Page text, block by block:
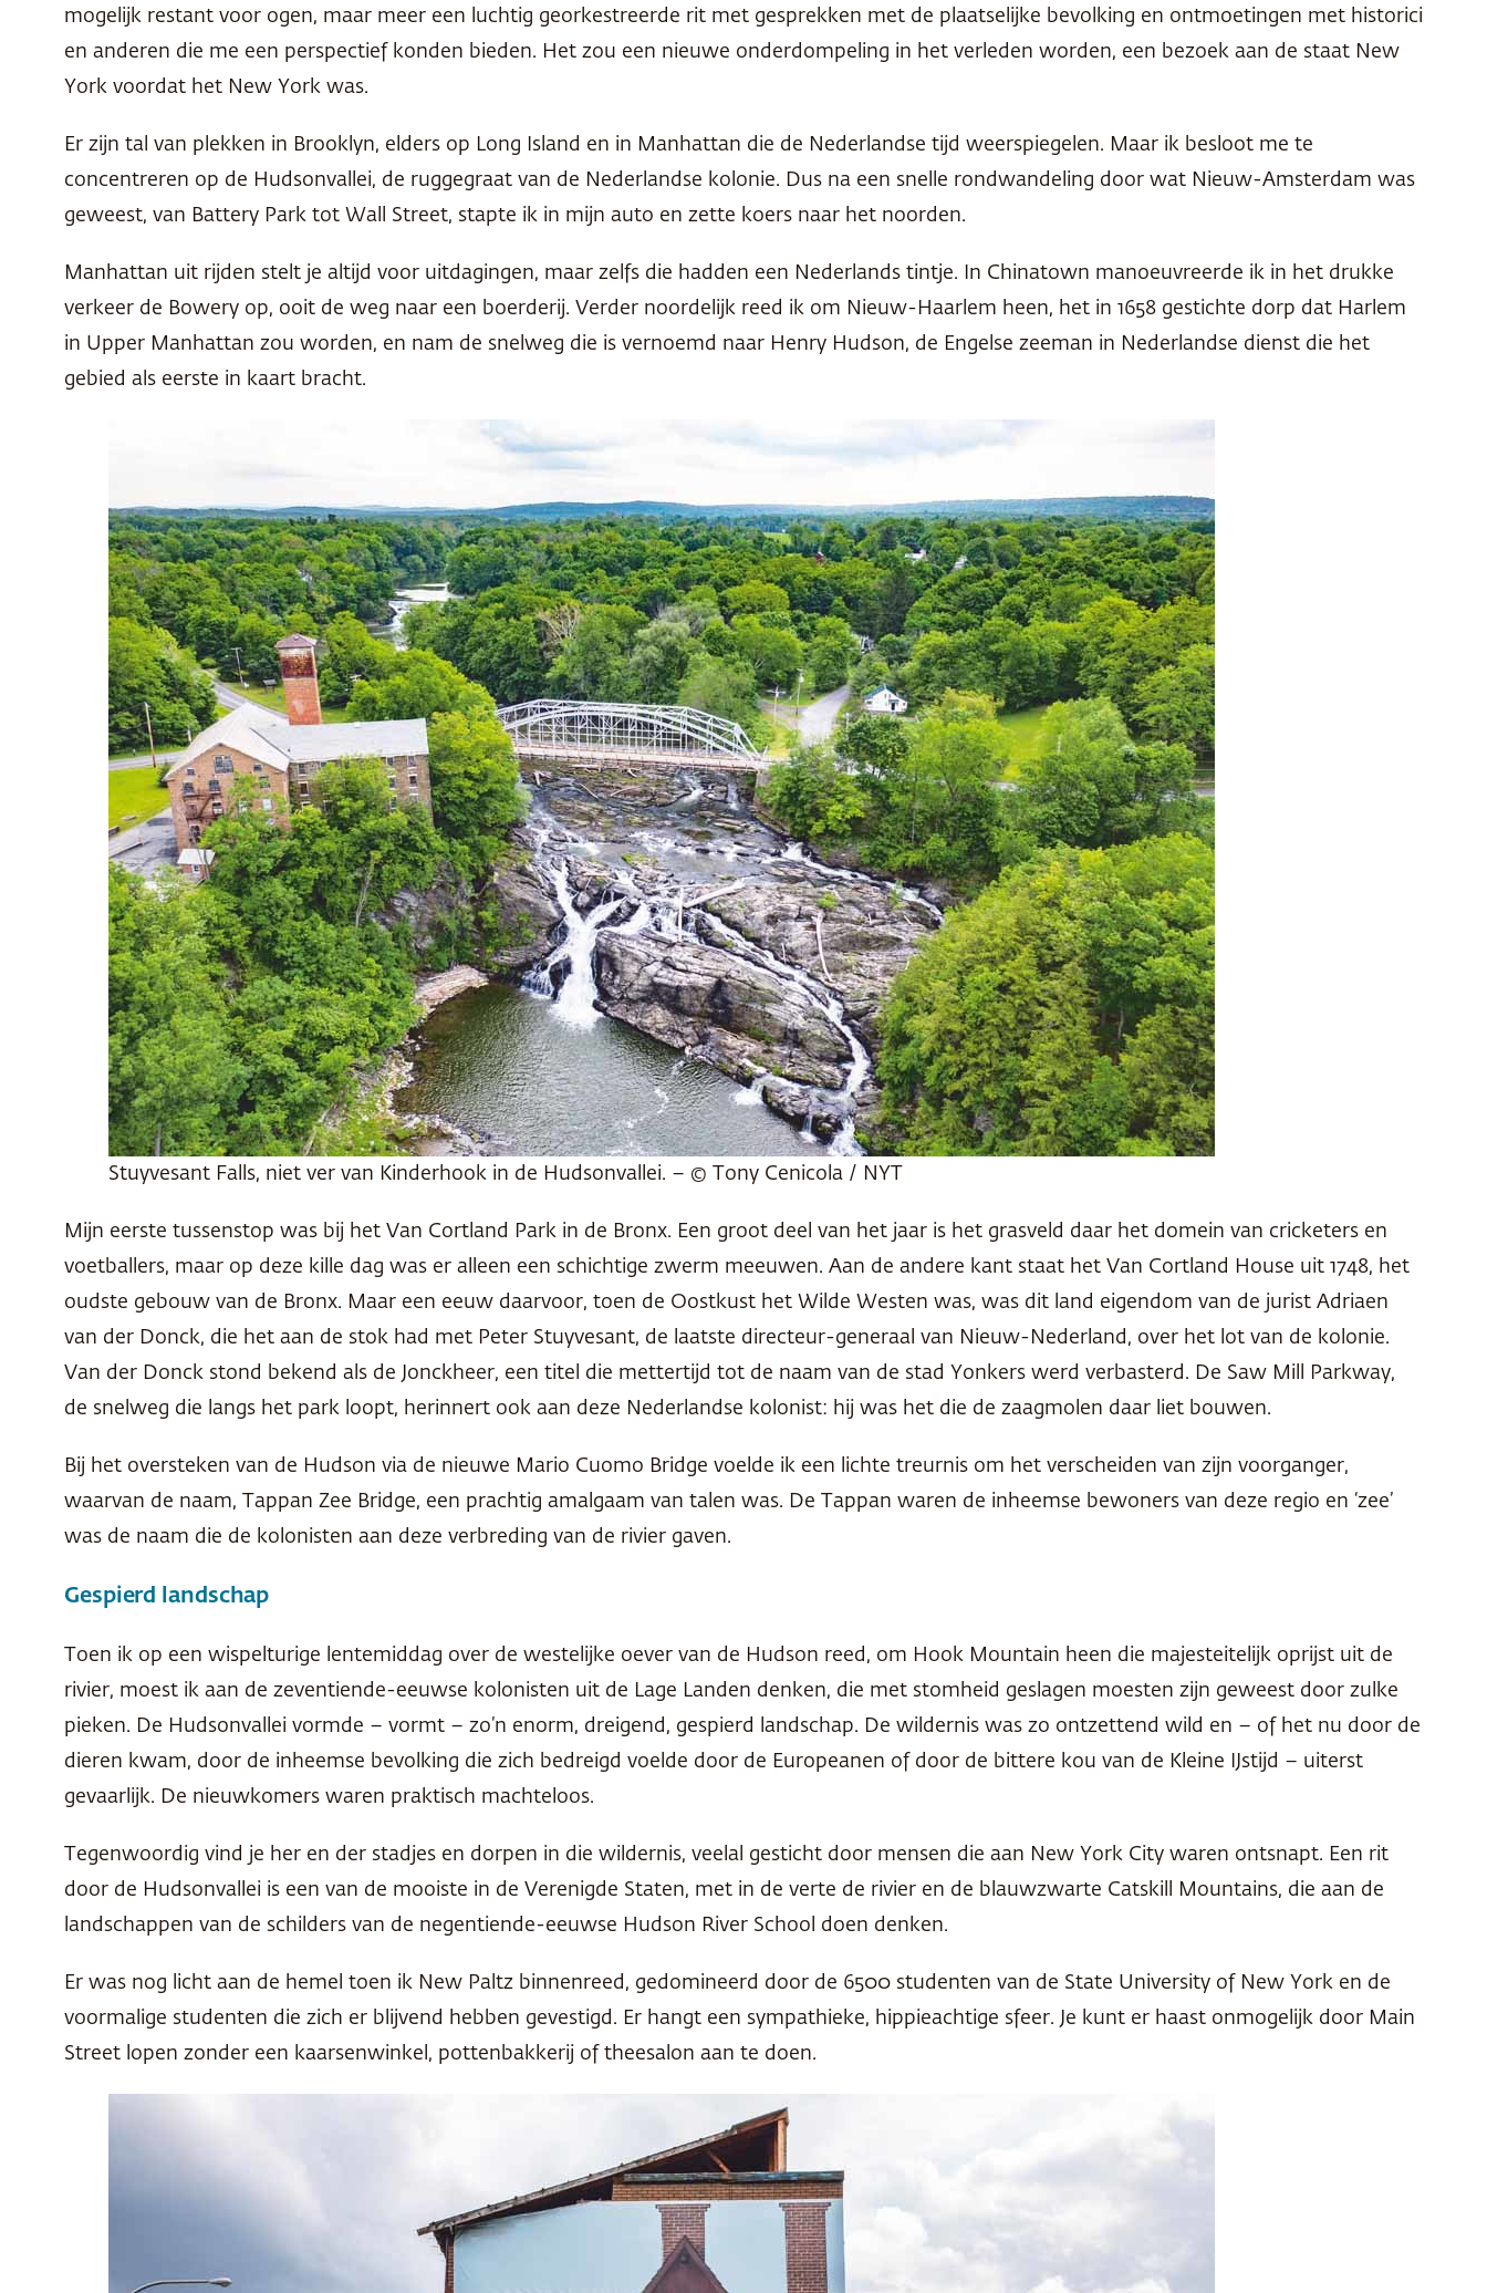
mogelijk restant voor ogen, maar meer een luchtig georkestreerde rit met gesprekken met de plaatselijke bevolking en ontmoetingen met historici
en anderen die me een perspectief konden bieden. Het zou een nieuwe onderdompeling in het verleden worden, een bezoek aan de staat New
York voordat het New York was.
Er zijn tal van plekken in Brooklyn, elders op Long Island en in Manhattan die de Nederlandse tijd weerspiegelen. Maar ik besloot me te
concentreren op de Hudsonvallei, de ruggegraat van de Nederlandse kolonie. Dus na een snelle rondwandeling door wat Nieuw-Amsterdam was
geweest, van Battery Park tot Wall Street, stapte ik in mijn auto en zette koers naar het noorden.
Manhattan uit rijden stelt je altijd voor uitdagingen, maar zelfs die hadden een Nederlands tintje. In Chinatown manoeuvreerde ik in het drukke
verkeer de Bowery op, ooit de weg naar een boerderij. Verder noordelijk reed ik om Nieuw-Haarlem heen, het in 1658 gestichte dorp dat Harlem
in Upper Manhattan zou worden, en nam de snelweg die is vernoemd naar Henry Hudson, de Engelse zeeman in Nederlandse dienst die het
gebied als eerste in kaart bracht.
Stuyvesant Falls, niet ver van Kinderhook in de Hudsonvallei. – © Tony Cenicola / NYT
Mijn eerste tussenstop was bij het Van Cortland Park in de Bronx. Een groot deel van het jaar is het grasveld daar het domein van cricketers en
voetballers, maar op deze kille dag was er alleen een schichtige zwerm meeuwen. Aan de andere kant staat het Van Cortland House uit 1748, het
oudste gebouw van de Bronx. Maar een eeuw daarvoor, toen de Oostkust het Wilde Westen was, was dit land eigendom van de jurist Adriaen
van der Donck, die het aan de stok had met Peter Stuyvesant, de laatste directeur-generaal van Nieuw-Nederland, over het lot van de kolonie.
Van der Donck stond bekend als de Jonckheer, een titel die mettertijd tot de naam van de stad Yonkers werd verbasterd. De Saw Mill Parkway,
de snelweg die langs het park loopt, herinnert ook aan deze Nederlandse kolonist: hij was het die de zaagmolen daar liet bouwen.
Bij het oversteken van de Hudson via de nieuwe Mario Cuomo Bridge voelde ik een lichte treurnis om het verscheiden van zijn voorganger,
waarvan de naam, Tappan Zee Bridge, een prachtig amalgaam van talen was. De Tappan waren de inheemse bewoners van deze regio en ‘zee’
was de naam die de kolonisten aan deze verbreding van de rivier gaven.
Gespierd landschap
Toen ik op een wispelturige lentemiddag over de westelijke oever van de Hudson reed, om Hook Mountain heen die majesteitelijk oprijst uit de
rivier, moest ik aan de zeventiende-eeuwse kolonisten uit de Lage Landen denken, die met stomheid geslagen moesten zijn geweest door zulke
pieken. De Hudsonvallei vormde – vormt – zo’n enorm, dreigend, gespierd landschap. De wildernis was zo ontzettend wild en – of het nu door de
dieren kwam, door de inheemse bevolking die zich bedreigd voelde door de Europeanen of door de bittere kou van de Kleine IJstijd – uiterst
gevaarlijk. De nieuwkomers waren praktisch machteloos.
Tegenwoordig vind je her en der stadjes en dorpen in die wildernis, veelal gesticht door mensen die aan New York City waren ontsnapt. Een rit
door de Hudsonvallei is een van de mooiste in de Verenigde Staten, met in de verte de rivier en de blauwzwarte Catskill Mountains, die aan de
landschappen van de schilders van de negentiende-eeuwse Hudson River School doen denken.
Er was nog licht aan de hemel toen ik New Paltz binnenreed, gedomineerd door de 6500 studenten van de State University of New York en de
voormalige studenten die zich er blijvend hebben gevestigd. Er hangt een sympathieke, hippieachtige sfeer. Je kunt er haast onmogelijk door Main
Street lopen zonder een kaarsenwinkel, pottenbakkerij of theesalon aan te doen.